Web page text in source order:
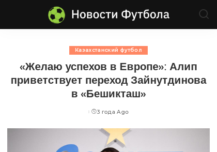
Казахстанский футбол
«Желаю успехов в Европе»: Алип
приветствует переход Зайнутдинова
в «Бешикташ»
Posted
3 года Ago